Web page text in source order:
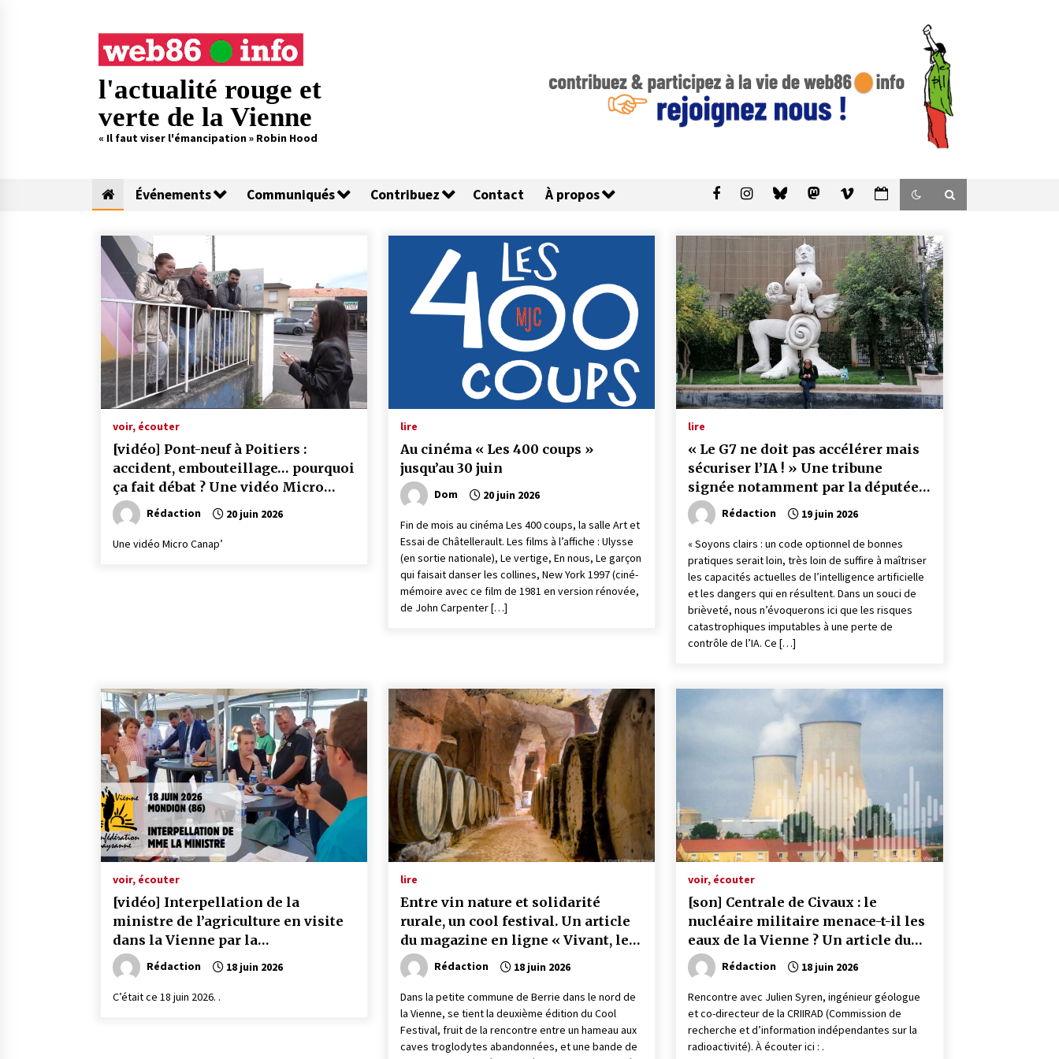
l'actualité rouge et
verte de la Vienne
« Il faut viser l'émancipation » Robin Hood
Événements Communiqués Contribuez Contact À propos
voir, écouter
[vidéo] Pont-neuf à Poitiers :
accident, embouteillage… pourquoi
ça fait débat ? Une vidéo Micro
Canap’Rédaction 20 juin 2026
Une vidéo Micro Canap’
lire
Au cinéma « Les 400 coups »
jusqu’au 30 juin
Dom 20 juin 2026
Fin de mois au cinéma Les 400 coups, la salle Art et
Essai de Châtellerault. Les films à l’affiche : Ulysse
(en sortie nationale), Le vertige, En nous, Le garçon
qui faisait danser les collines, New York 1997 (ciné-
mémoire avec ce film de 1981 en version rénovée,
de John Carpenter […]
lire
« Le G7 ne doit pas accélérer mais
sécuriser l’IA ! » Une tribune
signée notamment par la députée
Écologiste-NFP de la Vienne, L.
Belluco
Rédaction 19 juin 2026
« Soyons clairs : un code optionnel de bonnes
pratiques serait loin, très loin de suffire à maîtriser
les capacités actuelles de l’intelligence artificielle
et les dangers qui en résultent. Dans un souci de
brièveté, nous n’évoquerons ici que les risques
catastrophiques imputables à une perte de
contrôle de l’IA. Ce […]
voir, écouter
[vidéo] Interpellation de la
ministre de l’agriculture en visite
dans la Vienne par la
Confédération Paysanne 86
Rédaction 18 juin 2026
C’était ce 18 juin 2026. .
lire
Entre vin nature et solidarité
rurale, un cool festival. Un article
du magazine en ligne « Vivant, le
media »Rédaction 18 juin 2026
Dans la petite commune de Berrie dans le nord de
la Vienne, se tient la deuxième édition du Cool
Festival, fruit de la rencontre entre un hameau aux
caves troglodytes abandonnées, et une bande de
voir, écouter
[son] Centrale de Civaux : le
nucléaire militaire menace-t-il les
eaux de la Vienne ? Un article du
magazine en ligne « Vivant, le
media »
Rédaction 18 juin 2026
Rencontre avec Julien Syren, ingénieur géologue
et co-directeur de la CRIIRAD (Commission de
recherche et d’information indépendantes sur la
radioactivité). À écouter ici : .